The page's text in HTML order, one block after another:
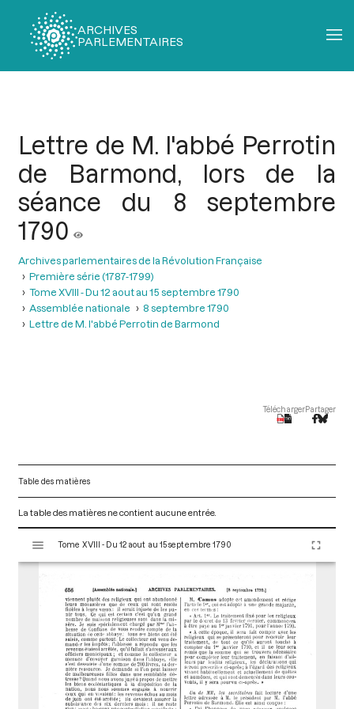
ARCHIVES
PARLEMENTAIRES
Lettre de M. l'abbé Perrotin
de Barmond, lors de la
séance du 8 septembre
1790
Archives parlementaires de la Révolution Française
Première série (1787-1799)
Tome XVIII - Du 12 aout au 15 septembre 1790
Assemblée nationale
8 septembre 1790
Lettre de M. l'abbé Perrotin de Barmond
TéléchargerPartager
Table des matières
La table des matières ne contient aucune entrée.
s
Tome XVIII - Du 12 aout au 15 septembre 1790